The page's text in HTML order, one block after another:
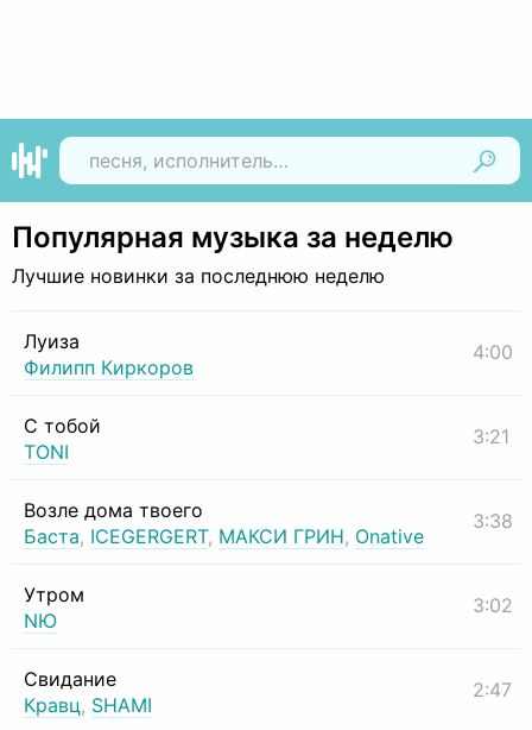
Популярная музыка за неделю
Лучшие новинки за последнюю неделю
Луиза
Филипп Киркоров
4:00
С тобой
TONI
3:21
Возле дома твоего
Баста, ICEGERGERT, МАКСИ ГРИН, Onative
3:38
Утром
NЮ
3:02
Свидание
Кравц, SHAMI
2:47